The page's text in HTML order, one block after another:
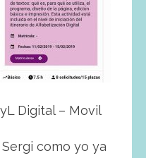
Digital – Movil
como yo ya